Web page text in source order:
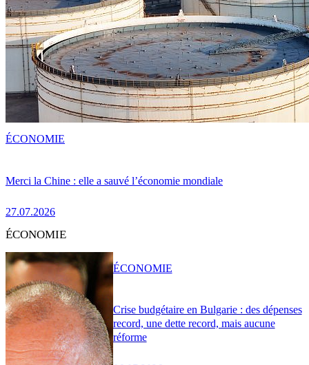
Merci la Chine : elle a sauvé l’économie mondiale
27.07.2026
ÉCONOMIE
ÉCONOMIE
Crise budgétaire en Bulgarie : des dépenses
record, une dette record, mais aucune
réforme
ÉCONOMIE